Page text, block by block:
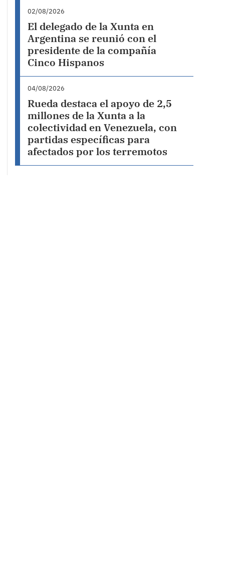
02/08/2026
El delegado de la Xunta en
Argentina se reunió con el
presidente de la compañía
Cinco Hispanos
04/08/2026
Rueda destaca el apoyo de 2,5
millones de la Xunta a la
colectividad en Venezuela, con
partidas específicas para
afectados por los terremotos